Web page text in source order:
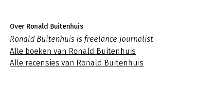
Over Ronald Buitenhuis
Ronald Buitenhuis is freelance journalist.
Alle boeken van Ronald Buitenhuis
Alle recensies van Ronald Buitenhuis